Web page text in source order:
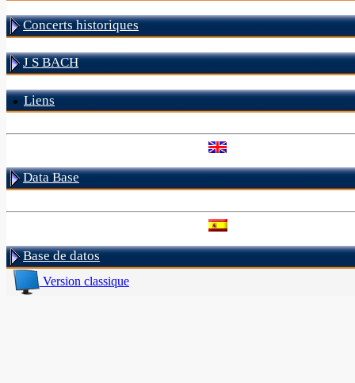
Concerts historiques
J S BACH
Liens
Data Base
Base de datos
Version classique